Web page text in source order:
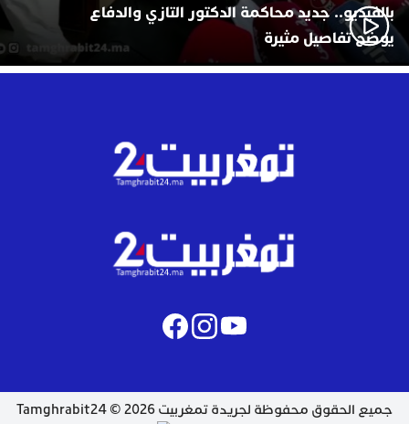
بالفيديو.. جديد محاكمة الدكتور التازي والدفاع
يوضح تفاصيل مثيرة
جميع الحقوق محفوظة لجريدة تمغربيت 2026 © Tamghrabit24